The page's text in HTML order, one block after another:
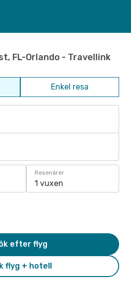
FL-Orlando - Travellink
Enkel resa
Resenärer
1 vuxen
flyg + hotell
efter flyg